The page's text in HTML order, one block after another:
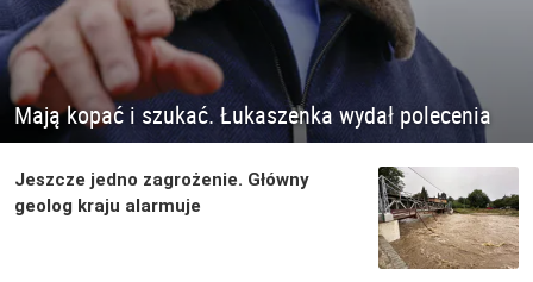
Mają kopać i szukać. Łukaszenka wydał polecenia
Jeszcze jedno zagrożenie. Główny
geolog kraju alarmuje